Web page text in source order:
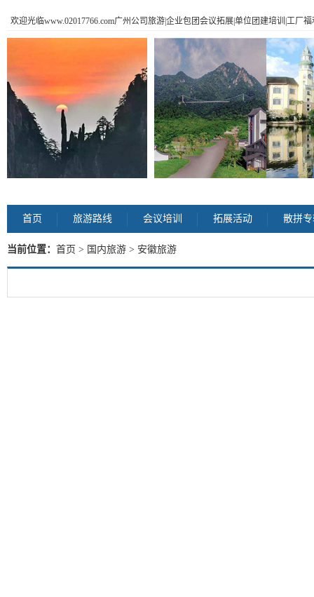
欢迎光临www.02017766.com广州公司旅游|企业包团会议拓展|单位团建培训|工厂
首页 旅游路线 会议培训 拓展活动 散拼
当前位置： 首页 > 国内旅游 > 安徽旅游